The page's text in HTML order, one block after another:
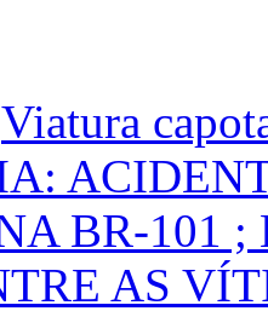
Viatura